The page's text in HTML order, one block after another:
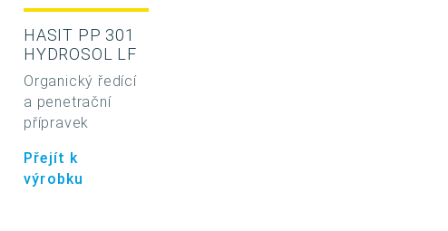
HASIT PP 301
HYDROSOL LF
Organický ředící
a penetrační
přípravek
Přejít k
výrobku